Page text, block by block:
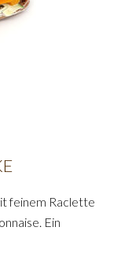
feinem Raclette
Ein